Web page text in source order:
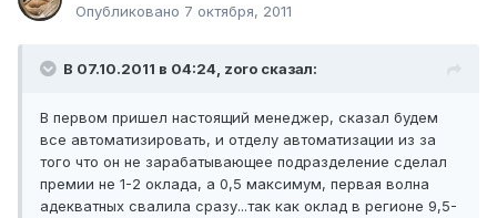
Опубликовано 7 октября, 2011
В 07.10.2011 в 04:24, zoro сказал:
В первом пришел настоящий менеджер, сказал будем
все автоматизировать, и отделу автоматизации из за
того что он не зарабатывающее подразделение сделал
премии не 1-2 оклада, а 0,5 максимум, первая волна
адекватных свалила сразу...так как оклад в регионе 9,5-